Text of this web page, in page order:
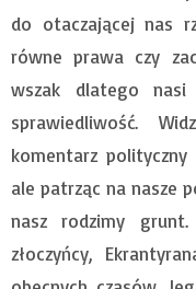
do otaczającej nas
równe prawa czy
wszak dlatego
sprawiedliwość.
komentarz polityczny
ale patrząc na nasze
nasz rodzimy
złoczyńcy,